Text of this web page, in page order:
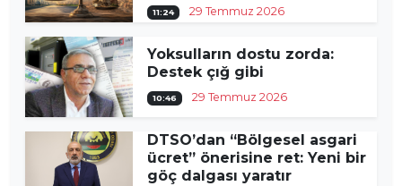
11:24 29 Temmuz 2026
Yoksulların dostu zorda:
Destek çığ gibi
10:46 29 Temmuz 2026
DTSO’dan “Bölgesel asgari
ücret” önerisine ret: Yeni bir
göç dalgası yaratır